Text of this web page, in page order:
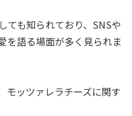
ても知られており、SNSや
を語る場面が多く見られま
モッツァレラチーズに関す